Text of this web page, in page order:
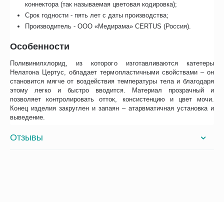
коннектора (так называемая цветовая кодировка);
Срок годности - пять лет с даты производства;
Производитель - ООО «Медирама» CERTUS (Россия).
Особенности
Поливинилхлорид, из которого изготавливаются катетеры
Нелатона Цертус, обладает термопластичными свойствами – он
становится мягче от воздействия температуры тела и благодаря
этому легко и быстро вводится. Материал прозрачный и
позволяет контролировать отток, консистенцию и цвет мочи.
Конец изделия закруглен и запаян – атарвматичная установка и
выведение.
Отзывы